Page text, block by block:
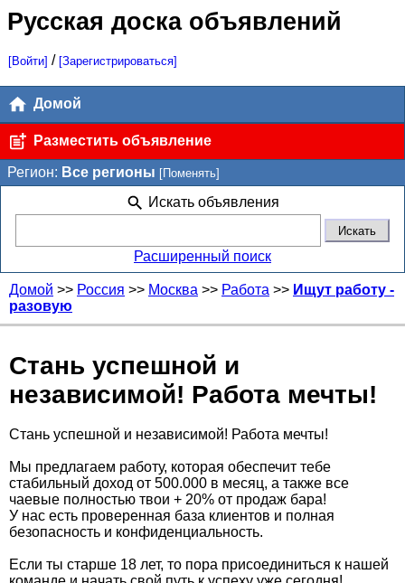
Русская доска объявлений
[Войти] / [Зарегистрироваться]
Домой
Разместить объявление
Регион: Все регионы [Поменять]
Искать объявления
Расширенный поиск
Домой >> Россия >> Москва >> Работа >> Ищут работу -
разовую
Стань успешной и
независимой! Работа мечты!
Стань успешной и независимой! Работа мечты!
Мы предлагаем работу, которая обеспечит тебе
стабильный доход от 500.000 в месяц, а также все
чаевые полностью твои + 20% от продаж бара!
У нас есть проверенная база клиентов и полная
безопасность и конфиденциальность.
Если ты старше 18 лет, то пора присоединиться к нашей